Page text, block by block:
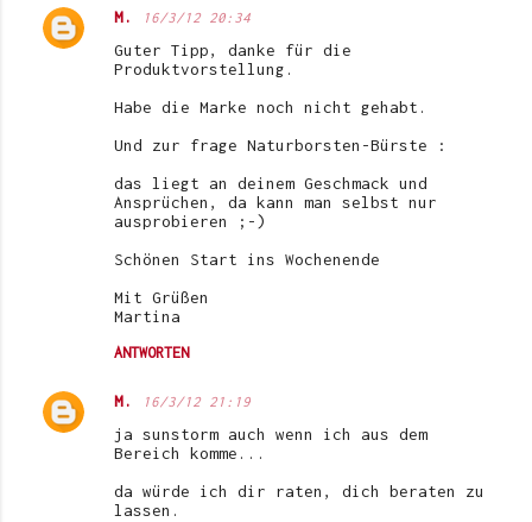
K
M. 16/3/12 20:34
Guter Tipp, danke für die
Produktvorstellung.
Habe die Marke noch nicht gehabt.
Und zur frage Naturborsten-Bürste :
das liegt an deinem Geschmack und
Ansprüchen, da kann man selbst nur
ausprobieren ;-)
Schönen Start ins Wochenende
Mit Grüßen
Martina
ANTWORTEN
M. 16/3/12 21:19
ja sunstorm auch wenn ich aus dem
Bereich komme...
da würde ich dir raten, dich beraten zu
lassen.